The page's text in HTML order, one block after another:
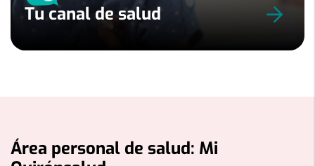
Tu canal de salud
Área personal de salud: Mi